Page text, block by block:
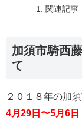
関連記事
加須市騎西
て
２０１８年の加
4月29日〜5月6日